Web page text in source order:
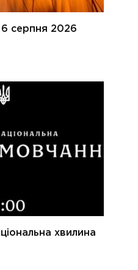
серпня 2026
хвилина